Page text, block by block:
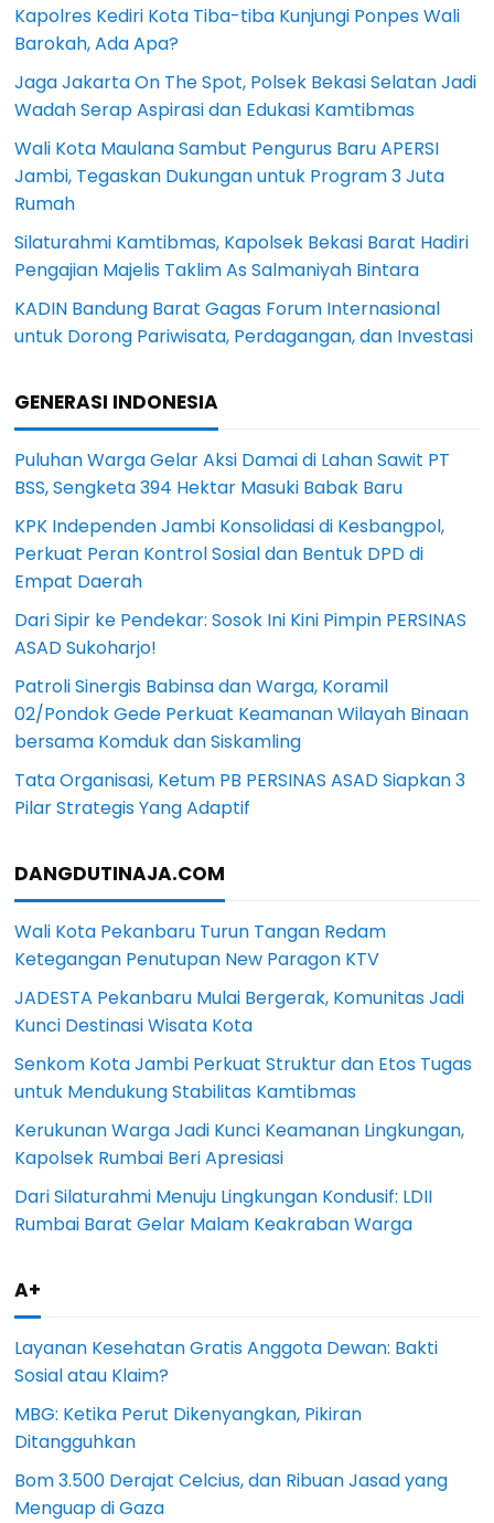
Kapolres Kediri Kota Tiba-tiba Kunjungi Ponpes Wali
Barokah, Ada Apa?
Jaga Jakarta On The Spot, Polsek Bekasi Selatan Jadi
Wadah Serap Aspirasi dan Edukasi Kamtibmas
Wali Kota Maulana Sambut Pengurus Baru APERSI
Jambi, Tegaskan Dukungan untuk Program 3 Juta
Rumah
Silaturahmi Kamtibmas, Kapolsek Bekasi Barat Hadiri
Pengajian Majelis Taklim As Salmaniyah Bintara
KADIN Bandung Barat Gagas Forum Internasional
untuk Dorong Pariwisata, Perdagangan, dan Investasi
GENERASI INDONESIA
Puluhan Warga Gelar Aksi Damai di Lahan Sawit PT
BSS, Sengketa 394 Hektar Masuki Babak Baru
KPK Independen Jambi Konsolidasi di Kesbangpol,
Perkuat Peran Kontrol Sosial dan Bentuk DPD di
Empat Daerah
Dari Sipir ke Pendekar: Sosok Ini Kini Pimpin PERSINAS
ASAD Sukoharjo!
Patroli Sinergis Babinsa dan Warga, Koramil
02/Pondok Gede Perkuat Keamanan Wilayah Binaan
bersama Komduk dan Siskamling
Tata Organisasi, Ketum PB PERSINAS ASAD Siapkan 3
Pilar Strategis Yang Adaptif
DANGDUTINAJA.COM
Wali Kota Pekanbaru Turun Tangan Redam
Ketegangan Penutupan New Paragon KTV
JADESTA Pekanbaru Mulai Bergerak, Komunitas Jadi
Kunci Destinasi Wisata Kota
Senkom Kota Jambi Perkuat Struktur dan Etos Tugas
untuk Mendukung Stabilitas Kamtibmas
Kerukunan Warga Jadi Kunci Keamanan Lingkungan,
Kapolsek Rumbai Beri Apresiasi
Dari Silaturahmi Menuju Lingkungan Kondusif: LDII
Rumbai Barat Gelar Malam Keakraban Warga
A+
Layanan Kesehatan Gratis Anggota Dewan: Bakti
Sosial atau Klaim?
MBG: Ketika Perut Dikenyangkan, Pikiran
Ditangguhkan
Bom 3.500 Derajat Celcius, dan Ribuan Jasad yang
Menguap di Gaza